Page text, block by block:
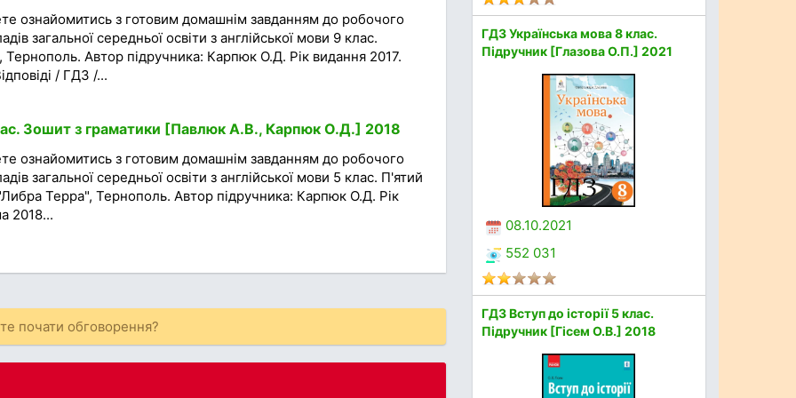
ознайомитись з готовим домашнім завданням до робочого
загальної середньої освіти з англійської мови 9 клас.
Автор підручника: Карпюк О.Д. Рік видання 2017.
/ ГДЗ /...
Зошит з граматики [Павлюк А.В., Карпюк О.Д.] 2018
ознайомитись з готовим домашнім завданням до робочого
загальної середньої освіти з англійської мови 5 клас. П'ятий
Терра", Тернополь. Автор підручника: Карпюк О.Д. Рік
2018...
почати обговорення?
ГДЗ Українська мова 8 клас.
Підручник [Глазова О.П.] 2021
08.10.2021
552 031
ГДЗ Вступ до історії 5 клас.
Підручник [Гісем О.В.] 2018